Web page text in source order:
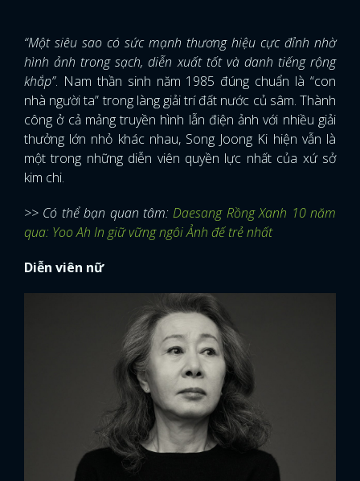
“Một siêu sao có sức mạnh thương hiệu cực đỉnh nhờ
hình ảnh trong sạch, diễn xuất tốt và danh tiếng rộng
khắp”. Nam thần sinh năm 1985 đúng chuẩn là “con
nhà người ta” trong làng giải trí đất nước củ sâm. Thành
công ở cả mảng truyền hình lẫn điện ảnh với nhiều giải
thưởng lớn nhỏ khác nhau, Song Joong Ki hiện vẫn là
một trong những diễn viên quyền lực nhất của xứ sở
kim chi.
>> Có thể bạn quan tâm:Daesang Rồng Xanh 10 năm
qua: Yoo Ah In giữ vững ngôi Ảnh đế trẻ nhất
Diễn viên nữ